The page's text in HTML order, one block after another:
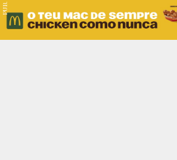
PUB.